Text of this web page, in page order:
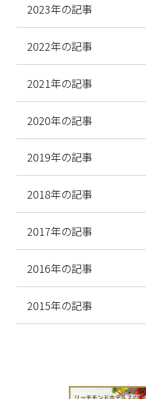
2023年の記事
2022年の記事
2021年の記事
2020年の記事
2019年の記事
2018年の記事
2017年の記事
2016年の記事
2015年の記事